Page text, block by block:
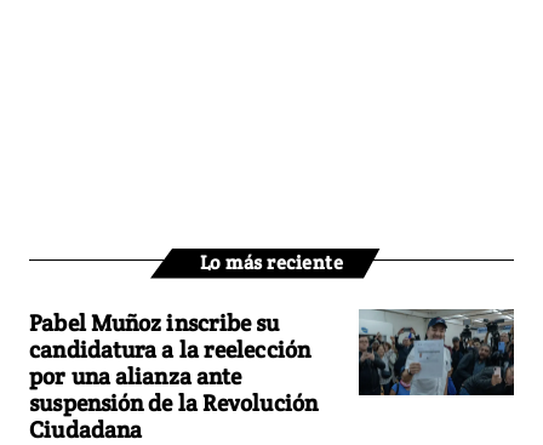
Lo más reciente
Pabel Muñoz inscribe su
candidatura a la reelección
por una alianza ante
suspensión de la Revolución
Ciudadana